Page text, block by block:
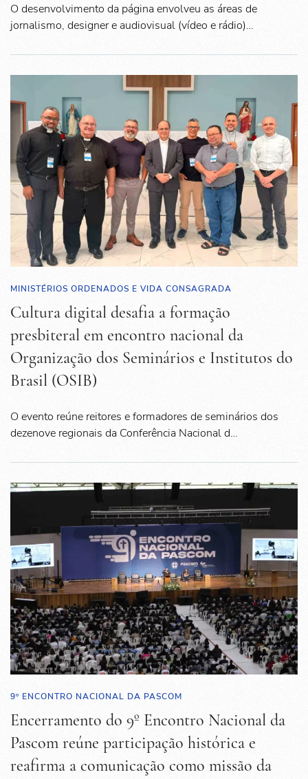
O desenvolvimento da página envolveu as áreas de
jornalismo, designer e audiovisual (vídeo e rádio)…
MINISTÉRIOS ORDENADOS E VIDA CONSAGRADA
Cultura digital desafia a formação
presbiteral em encontro nacional da
Organização dos Seminários e Institutos do
Brasil (OSIB)
O evento reúne reitores e formadores de seminários dos
dezenove regionais da Conferência Nacional d…
9º ENCONTRO NACIONAL DA PASCOM
Encerramento do 9º Encontro Nacional da
Pascom reúne participação histórica e
reafirma a comunicação como missão da